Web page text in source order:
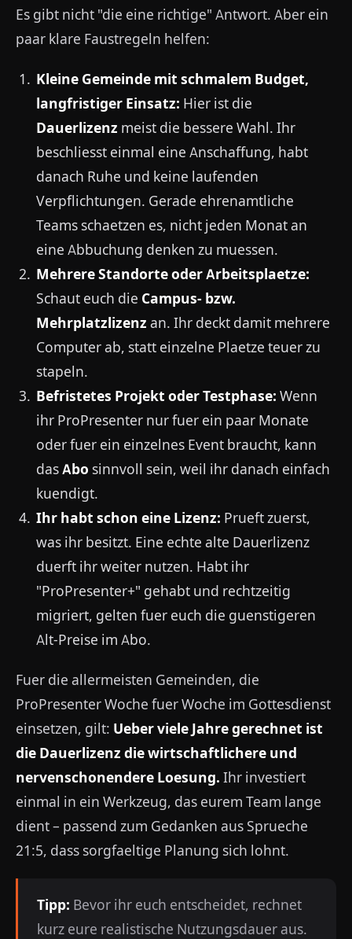
Es gibt nicht "die eine richtige" Antwort. Aber ein
paar klare Faustregeln helfen:
Kleine Gemeinde mit schmalem Budget,
langfristiger Einsatz: Hier ist die
Dauerlizenz meist die bessere Wahl. Ihr
beschliesst einmal eine Anschaffung, habt
danach Ruhe und keine laufenden
Verpflichtungen. Gerade ehrenamtliche
Teams schaetzen es, nicht jeden Monat an
eine Abbuchung denken zu muessen.
Mehrere Standorte oder Arbeitsplaetze:
Schaut euch die Campus- bzw.
Mehrplatzlizenz an. Ihr deckt damit mehrere
Computer ab, statt einzelne Plaetze teuer zu
stapeln.
Befristetes Projekt oder Testphase: Wenn
ihr ProPresenter nur fuer ein paar Monate
oder fuer ein einzelnes Event braucht, kann
dasAbo sinnvoll sein, weil ihr danach einfach
kuendigt.
Ihr habt schon eine Lizenz: Prueft zuerst,
was ihr besitzt. Eine echte alte Dauerlizenz
duerft ihr weiter nutzen. Habt ihr
"ProPresenter+" gehabt und rechtzeitig
migriert, gelten fuer euch die guenstigeren
Alt-Preise im Abo.
Fuer die allermeisten Gemeinden, die
ProPresenter Woche fuer Woche im Gottesdienst
einsetzen, gilt: Ueber viele Jahre gerechnet ist
die Dauerlizenz die wirtschaftlichere und
nervenschonendere Loesung. Ihr investiert
einmal in ein Werkzeug, das eurem Team lange
dient – passend zum Gedanken aus Sprueche
21:5, dass sorgfaeltige Planung sich lohnt.
Tipp: Bevor ihr euch entscheidet, rechnet
kurz eure realistische Nutzungsdauer aus.